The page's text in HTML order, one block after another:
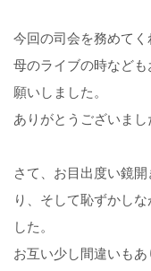
今回の司会を務めてく
母のライブの時など
願いしました。
ありがとうございまし
さて、お目出度い鏡
り、そして恥ずかし
した。
お互い少し間違いも